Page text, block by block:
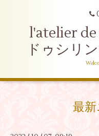
l'atelier
ドゥシリ
最新